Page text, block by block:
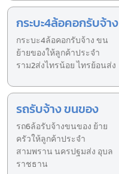
กระบะ4ล้อคอกรับจ้าง
กระบะ4ล้อคอกรับจ้าง ขน
ย้ายของให้ลูกค้าประจำ
ราม2ส่งไทรน้อย ไทรย้อนส่ง
รถรับจ้าง ขนของ
รถ6ล้อรับจ้างขนของ ย้าย
ครัวให้ลูกค้าประจำ
สามพราน นครปฐมส่ง อุบล
ราชธาน